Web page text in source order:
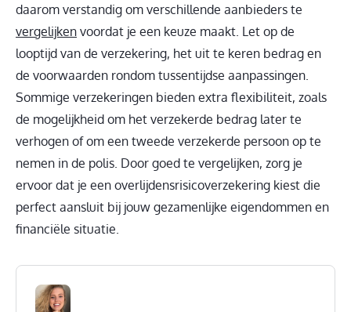
daarom verstandig om verschillende aanbieders te
vergelijken voordat je een keuze maakt. Let op de
looptijd van de verzekering, het uit te keren bedrag en
de voorwaarden rondom tussentijdse aanpassingen.
Sommige verzekeringen bieden extra flexibiliteit, zoals
de mogelijkheid om het verzekerde bedrag later te
verhogen of om een tweede verzekerde persoon op te
nemen in de polis. Door goed te vergelijken, zorg je
ervoor dat je een overlijdensrisicoverzekering kiest die
perfect aansluit bij jouw gezamenlijke eigendommen en
financiële situatie.